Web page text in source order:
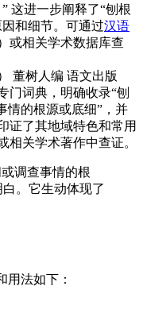
这进一步阐释了“刨根
和细节。可通过汉语
或相关学术数据库查
董树人编 语文出版
门词典，明确收录“刨
情的根源或底细”，并
证了其地域特色和常用
相关学术著作中查证。
调查事情的根
。它生动体现了
用法如下：